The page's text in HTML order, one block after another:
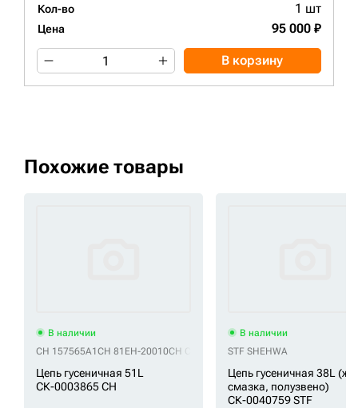
Кол-во 1 шт
Цена 95 000 ₽
В корзину
Похожие товары
В наличии
CH 157565A1 CH 81EH-20010CH CR4235/51CH EY4078A0M00051
Цепь гусеничная 51L
СК-0003865 CH
В наличии
STF SHEHWA
Цепь гусеничная 38L
смазка, полузвено)
СК-0040759 STF